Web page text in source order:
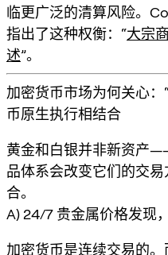
临更广泛的清算风险。
指出了这种权衡：“大宗
述”。
加密货币市场为何关心
币原生执行相结合
黄金和白银并非新资产
品体系会改变它们的交易
合。
A) 24/7 贵金属价格发现
加密货币是连续交易的